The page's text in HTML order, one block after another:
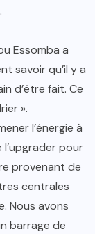
Essomba a
savoir qu’il y a
d’être fait. Ce
».
l’énergie à
l’upgrader pour
provenant de
centrales
Nous avons
barrage de